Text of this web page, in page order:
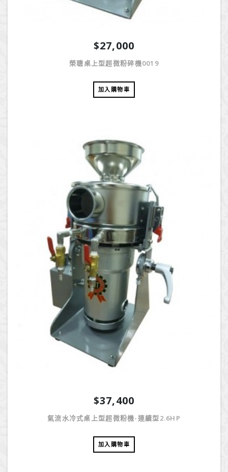
$27,000
榮聰桌上型超微粉碎機0019
加入購物車
$37,400
氣流水冷式桌上型超微粉機-連續型2.6HP
加入購物車